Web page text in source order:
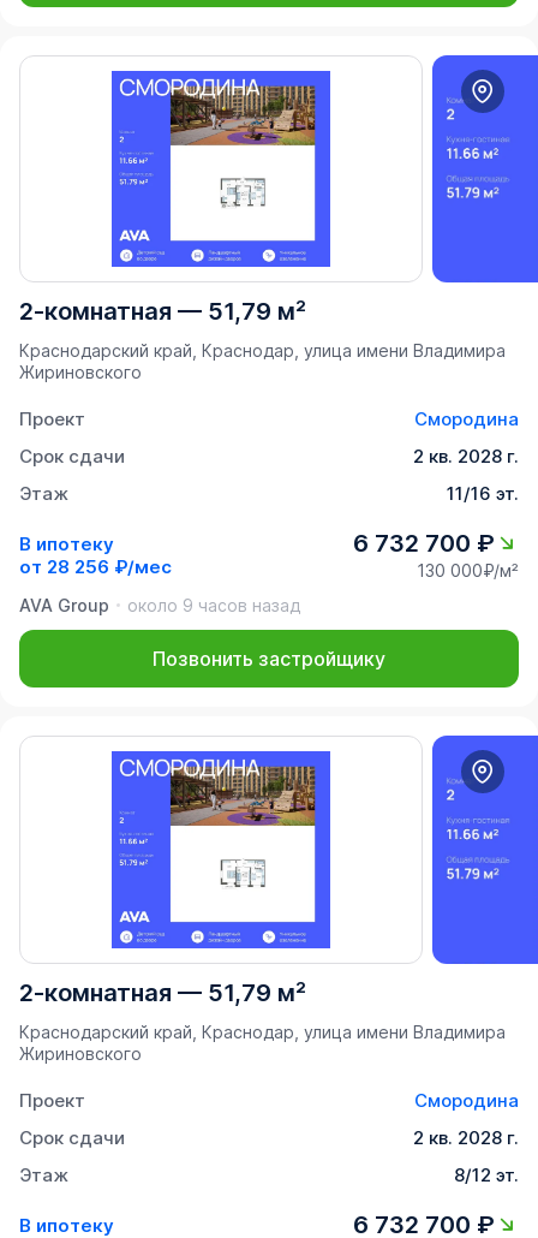
2-комнатная — 51,79 м²
Краснодарский край, Краснодар, улица имени Владимира
Жириновского
Проект
Смородина
Срок сдачи
2 кв. 2028 г.
Этаж
11/16 эт.
В ипотеку
от 28 256 ₽/мес
6 732 700 ₽
130 000₽/м²
AVA Group
около 9 часов назад
Позвонить застройщику
2-комнатная — 51,79 м²
Краснодарский край, Краснодар, улица имени Владимира
Жириновского
Проект
Смородина
Срок сдачи
2 кв. 2028 г.
Этаж
8/12 эт.
В ипотеку
6 732 700 ₽